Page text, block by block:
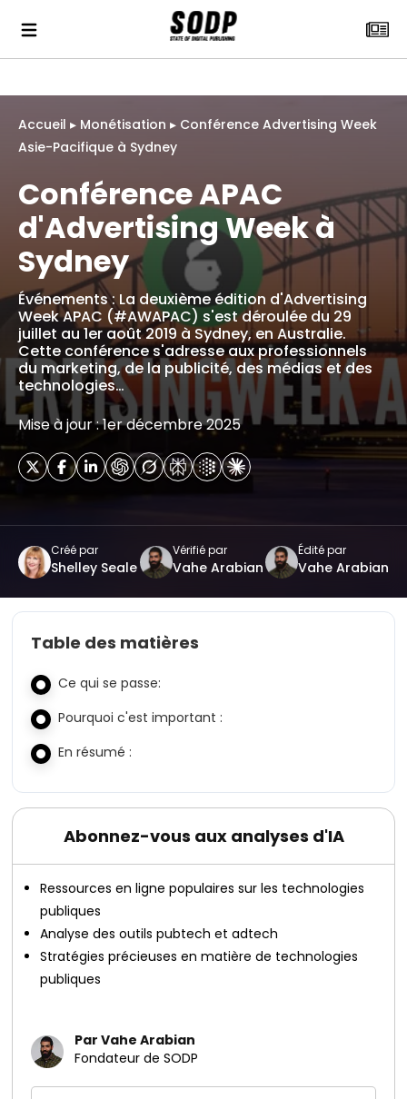
Accueil ▸ Monétisation ▸ Conférence Advertising Week
Asie-Pacifique à Sydney
Conférence APAC
d'Advertising Week à
Sydney
Événements : La deuxième édition d'Advertising
Week APAC (#AWAPAC) s'est déroulée du 29
juillet au 1er août 2019 à Sydney, en Australie.
Cette conférence s'adresse aux professionnels
du marketing, de la publicité, des médias et des
technologies…
Mise à jour : 1er décembre 2025
Créé par
Shelley Seale
Vérifié par
Vahe Arabian
Édité par
Vahe Arabian
Table des matières
Ce qui se passe:
Pourquoi c'est important :
En résumé :
Abonnez-vous aux analyses d'IA
Ressources en ligne populaires sur les technologies
publiques
Analyse des outils pubtech et adtech
Stratégies précieuses en matière de technologies
publiques
Par Vahe Arabian
Fondateur de SODP